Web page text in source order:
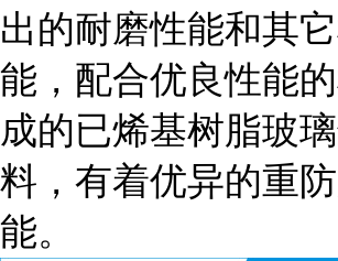
出的耐磨性能和其
能，配合优良性能
成的已烯基树脂玻
料，有着优异的重
能。